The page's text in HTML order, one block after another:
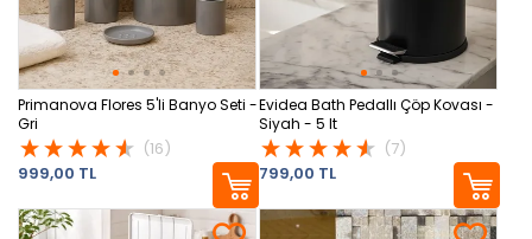
Primanova Flores 5'li Banyo Seti -
Gri
(16)
999,00 TL
Evidea Bath Pedallı Çöp Kovası -
Siyah - 5 lt
(7)
799,00 TL